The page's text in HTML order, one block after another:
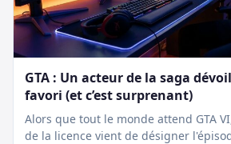
GTA : Un acteur de la saga
favori (et c’est surprenant)
Alors que tout le monde attend GTA
de la licence vient de désigner